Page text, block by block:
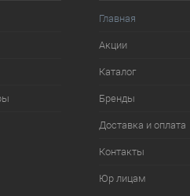
Главная
Акции
Каталог
Бренды
Доставка и оплата
Контакты
Юр лицам